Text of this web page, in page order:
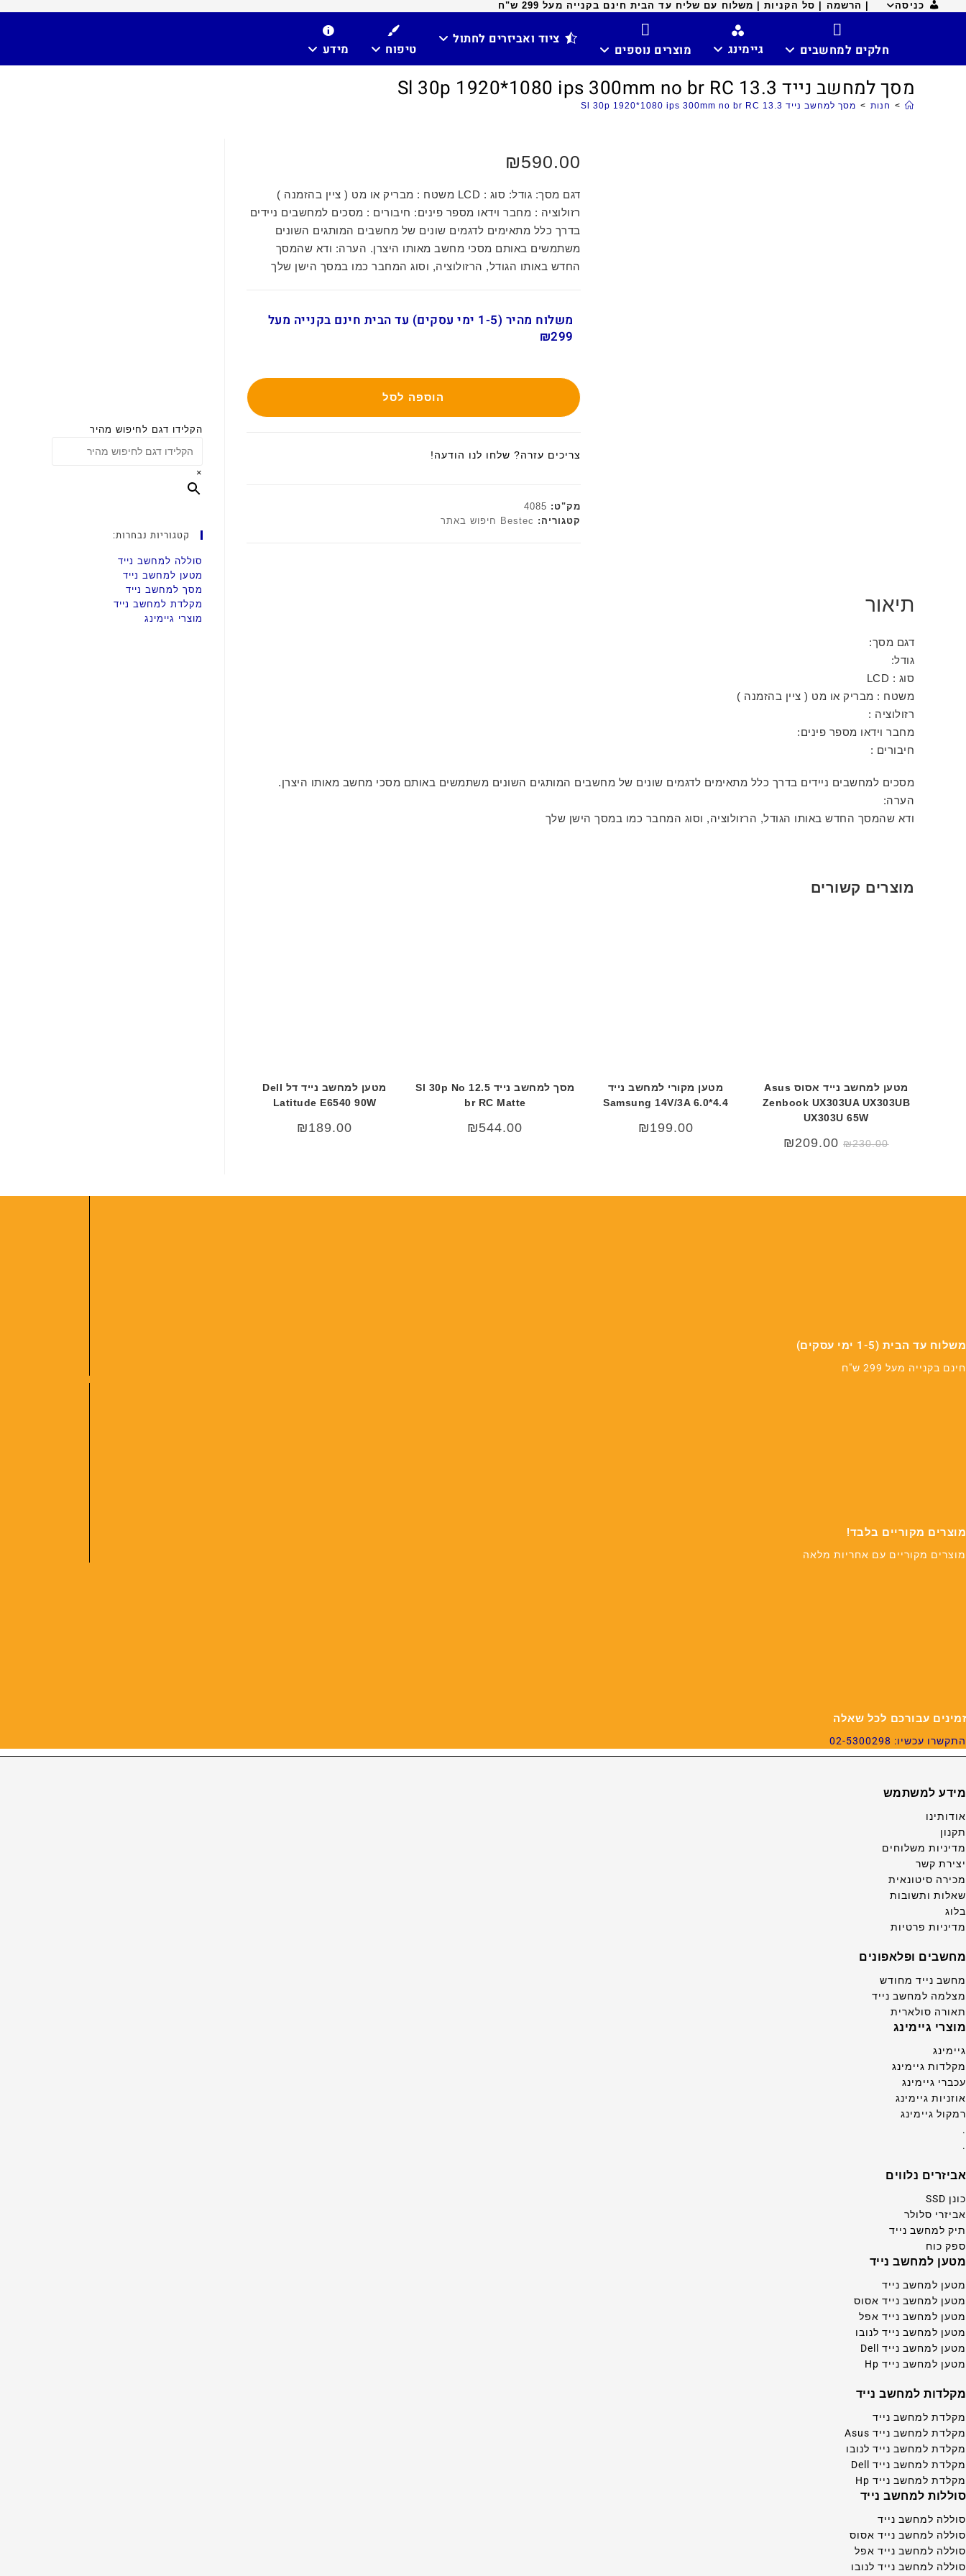
כניסה | הרשמה | סל הקניות | משלוח עם שליח עד הבית חינם בקנייה מעל 299 ש"ח
חלקים למחשבים גיימינג מוצרים נוספים
ציוד ואביזרים לחתול
טיפוח מידע
מסך למחשב נייד 13.3 Sl 30p 1920*1080 ips 300mm no br RC
> חנות > מסך למחשב נייד 13.3 Sl 30p 1920*1080 ips 300mm no br RC
₪590.00
דגם מסך: גודל: סוג : LCD משטח : מבריק או מט ( ציין בהזמנה )
רזולוציה : מחבר וידאו מספר פינים: חיבורים : מסכים למחשבים ניידים
בדרך כלל מתאימים לדגמים שונים של מחשבים המותגים השונים
משתמשים באותם מסכי מחשב מאותו היצרן. הערה: ודא שהמסך
החדש באותו הגודל, הרזולוציה, וסוג המחבר כמו במסך הישן שלך
משלוח מהיר (1-5 ימי עסקים) עד הבית חינם בקנייה מעל
₪299
הוספה לסל
צריכים עזרה? שלחו לנו הודעה!
מק"ט: 4085
קטגוריה: Bestec חיפוש באתר
תיאור
דגם מסך:
גודל:
סוג : LCD
משטח : מבריק או מט ( ציין בהזמנה )
רזולוציה :
מחבר וידאו מספר פינים:
חיבורים :
מסכים למחשבים ניידים בדרך כלל מתאימים לדגמים שונים של מחשבים המותגים השונים משתמשים באותם מסכי מחשב מאותו היצרן.
הערה:
ודא שהמסך החדש באותו הגודל, הרזולוציה, וסוג המחבר כמו במסך הישן שלך
מוצרים קשורים
מטען למחשב נייד אסוס Asus
Zenbook UX303UA UX303UB
UX303U 65W
₪230.00
המחיר
המקורי
₪209.00
המחיר
הנוכחי
מטען מקורי למחשב נייד
Samsung 14V/3A 6.0*4.4
₪199.00
מסך למחשב נייד 12.5 Sl 30p No
br RC Matte
₪544.00
מטען למחשב נייד דל Dell
Latitude E6540 90W
₪189.00
הקלידו דגם לחיפוש מהיר
×
קטגוריות נבחרות:
סוללה למחשב נייד
מטען למחשב נייד
מסך למחשב נייד
מקלדת למחשב נייד
מוצרי גיימינג
משלוח עד הבית (1-5 ימי עסקים)
חינם בקנייה מעל 299 ש"ח
מוצרים מקוריים בלבד!
מוצרים מקוריים עם אחריות מלאה
זמינים עבורכם לכל שאלה
התקשרו עכשיו: 02-5300298
מידע למשתמש
אודותינו
תקנון
מדיניות משלוחים
יצירת קשר
מכירה סיטונאית
שאלות ותשובות
בלוג
מדיניות פרטיות
מחשבים ופלאפונים
מחשב נייד מחודש
מצלמה למחשב נייד
תאורה סולארית
מוצרי גיימינג
גיימינג
מקלדות גיימינג
עכברי גיימינג
אוזניות גיימינג
רמקול גיימינג
.
.
אביזרים נלווים
כונן SSD
אביזרי סלולר
תיק למחשב נייד
ספק כוח
מטען למחשב נייד
מטען למחשב נייד
מטען למחשב נייד אסוס
מטען למחשב נייד אפל
מטען למחשב נייד לנובו
מטען למחשב נייד Dell
מטען למחשב נייד Hp
מקלדות למחשב נייד
מקלדת למחשב נייד
מקלדת למחשב נייד Asus
מקלדת למחשב נייד לנובו
מקלדת למחשב נייד Dell
מקלדת למחשב נייד Hp
סוללות למחשב נייד
סוללה למחשב נייד
סוללה למחשב נייד אסוס
סוללה למחשב נייד אפל
סוללה למחשב נייד לנובו